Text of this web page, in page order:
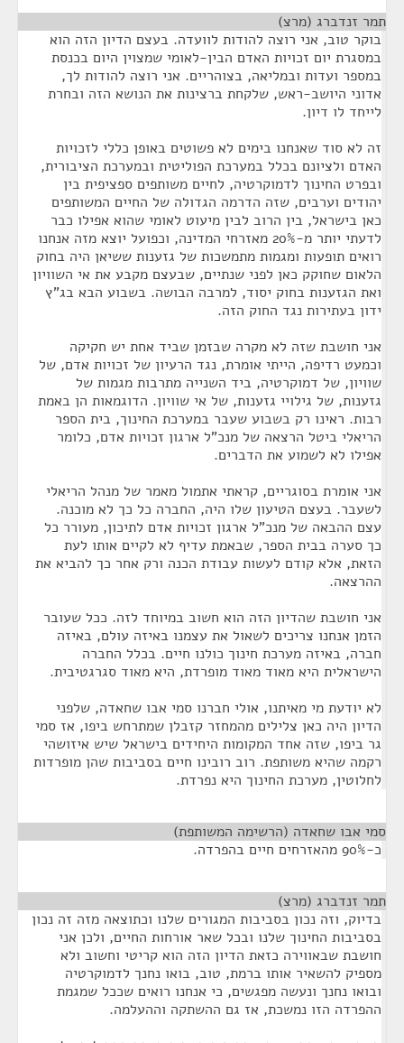
תמר זנדברג (מרצ)
בוקר טוב, אני רוצה להודות לוועדה. בעצם הדיון הזה הוא
במסגרת יום זכויות האדם הבין-לאומי שמצוין היום בכנסת
במספר ועדות ובמליאה, בצוהריים. אני רוצה להודות לך,
אדוני היושב-ראש, שלקחת ברצינות את הנושא הזה ובחרת
לייחד לו דיון.
זה לא סוד שאנחנו בימים לא פשוטים באופן כללי לזכויות
האדם ולציונם בכלל במערכת הפוליטית ובמערכת הציבורית,
ובפרט החינוך לדמוקרטיה, לחיים משותפים ספציפית בין
יהודים וערבים, שזה הדרמה הגדולה של החיים המשותפים
כאן בישראל, בין הרוב לבין מיעוט לאומי שהוא אפילו כבר
לדעתי יותר מ-20% מאזרחי המדינה, וכפועל יוצא מזה אנחנו
רואים תופעות ומגמות מתמשכות של גזענות ששיאן היה בחוק
הלאום שחוקק כאן לפני שנתיים, שבעצם מקבע את אי השוויון
ואת הגזענות בחוק יסוד, למרבה הבושה. בשבוע הבא בג"ץ
ידון בעתירות נגד החוק הזה.
אני חושבת שזה לא מקרה שבזמן שביד אחת יש חקיקה
וכמעט רדיפה, הייתי אומרת, נגד הרעיון של זכויות אדם, של
שוויון, של דמוקרטיה, ביד השנייה מתרבות מגמות של
גזענות, של גילויי גזענות, של אי שוויון. הדוגמאות הן באמת
רבות. ראינו רק בשבוע שעבר במערכת החינוך, בית הספר
הריאלי ביטל הרצאה של מנכ"ל ארגון זכויות אדם, כלומר
אפילו לא לשמוע את הדברים.
אני אומרת בסוגריים, קראתי אתמול מאמר של מנהל הריאלי
לשעבר. בעצם הטיעון שלו היה, החברה כל כך לא מוכנה.
עצם ההבאה של מנכ"ל ארגון זכויות אדם לתיכון, מעורר כל
כך סערה בבית הספר, שבאמת עדיף לא לקיים אותו לעת
הזאת, אלא קודם לעשות עבודת הכנה ורק אחר כך להביא את
ההרצאה.
אני חושבת שהדיון הזה הוא חשוב במיוחד לזה. ככל שעובר
הזמן אנחנו צריכים לשאול את עצמנו באיזה עולם, באיזה
חברה, באיזה מערכת חינוך כולנו חיים. בכלל החברה
הישראלית היא מאוד מאוד מופרדת, היא מאוד סגרגטיבית.
לא יודעת מי מאיתנו, אולי חברנו סמי אבו שחאדה, שלפני
הדיון היה כאן צלילים מהמחזר קזבלן שמתרחש ביפו, אז סמי
גר ביפו, שזה אחד המקומות היחידים בישראל שיש איזושהי
רקמה שהיא משותפת. רוב רובינו חיים בסביבות שהן מופרדות
לחלוטין, מערכת החינוך היא נפרדת.
סמי אבו שחאדה (הרשימה המשותפת)
כ-90% מהאזרחים חיים בהפרדה.
תמר זנדברג (מרצ)
בדיוק, וזה נכון בסביבות המגורים שלנו וכתוצאה מזה זה נכון
בסביבות החינוך שלנו ובכל שאר אורחות החיים, ולכן אני
חושבת שבאווירה כזאת הדיון הזה הוא קריטי וחשוב ולא
מספיק להשאיר אותו ברמת, טוב, בואו נחנך לדמוקרטיה
ובואו נחנך ונעשה מפגשים, כי אנחנו רואים שככל שמגמת
ההפרדה הזו נמשכת, אז גם ההשתקה וההעלמה.